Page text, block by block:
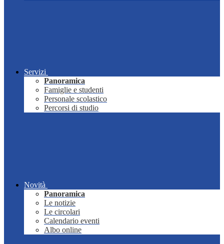
Servizi
Panoramica
Famiglie e studenti
Personale scolastico
Percorsi di studio
Novità
Panoramica
Le notizie
Le circolari
Calendario eventi
Albo online